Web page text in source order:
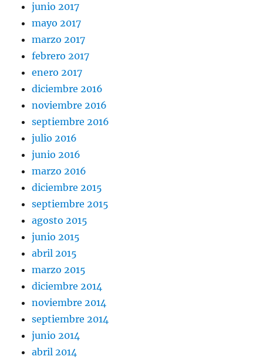
junio 2017
mayo 2017
marzo 2017
febrero 2017
enero 2017
diciembre 2016
noviembre 2016
septiembre 2016
julio 2016
junio 2016
marzo 2016
diciembre 2015
septiembre 2015
agosto 2015
junio 2015
abril 2015
marzo 2015
diciembre 2014
noviembre 2014
septiembre 2014
junio 2014
abril 2014